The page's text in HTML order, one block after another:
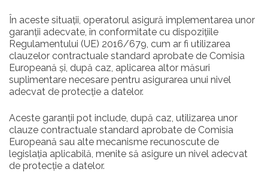
În aceste situații, operatorul asigură implementarea unor
garanții adecvate, în conformitate cu dispozițiile
Regulamentului (UE) 2016/679, cum ar fi utilizarea
clauzelor contractuale standard aprobate de Comisia
Europeană și, după caz, aplicarea altor măsuri
suplimentare necesare pentru asigurarea unui nivel
adecvat de protecție a datelor.
Aceste garanții pot include, după caz, utilizarea unor
clauze contractuale standard aprobate de Comisia
Europeană sau alte mecanisme recunoscute de
legislația aplicabilă, menite să asigure un nivel adecvat
de protecție a datelor.